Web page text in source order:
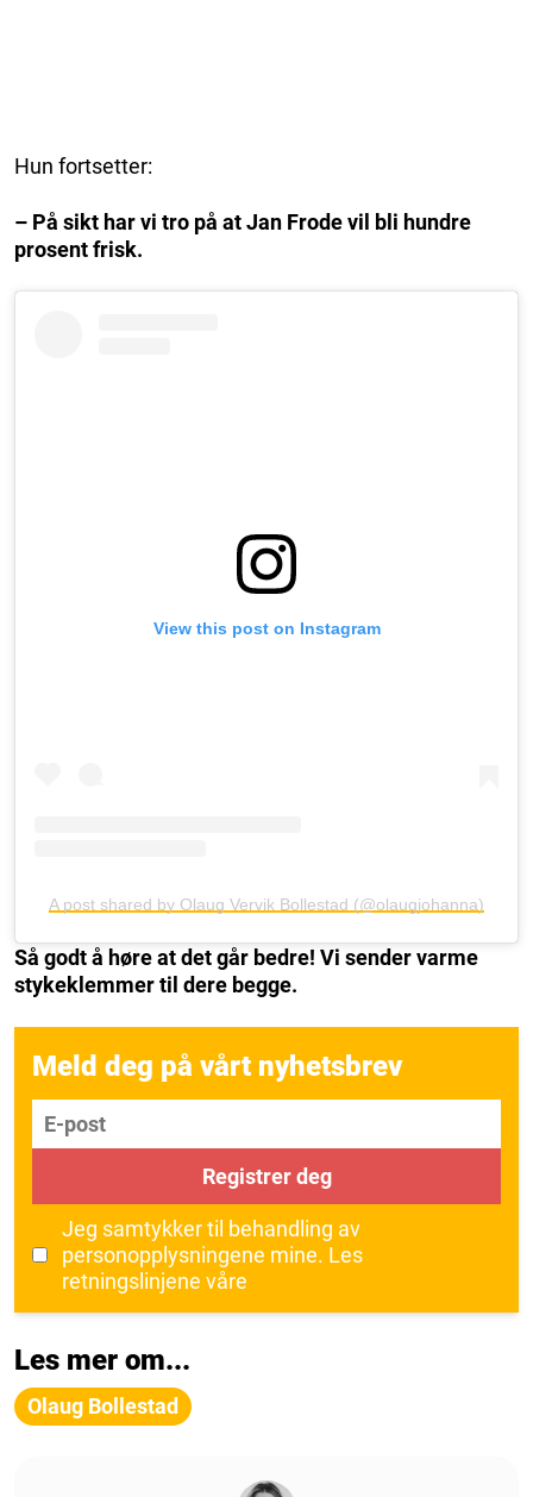
Hun fortsetter:
– På sikt har vi tro på at Jan Frode vil bli hundre
prosent frisk.
View this post on Instagram
A post shared by Olaug Vervik Bollestad (@olaugjohanna)
Så godt å høre at det går bedre! Vi sender varme
stykeklemmer til dere begge.
Meld deg på vårt nyhetsbrev
E-post
Registrer deg
Jeg samtykker til behandling av
personopplysningene mine. Les
retningslinjene våre
Les mer om...
Olaug Bollestad